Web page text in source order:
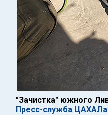
"Зачистка" южного
Пресс-служба ЦАХАЛа